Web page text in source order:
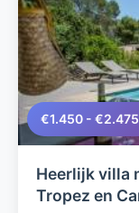
€1.450 -
Heerlijk villa
Tropez en